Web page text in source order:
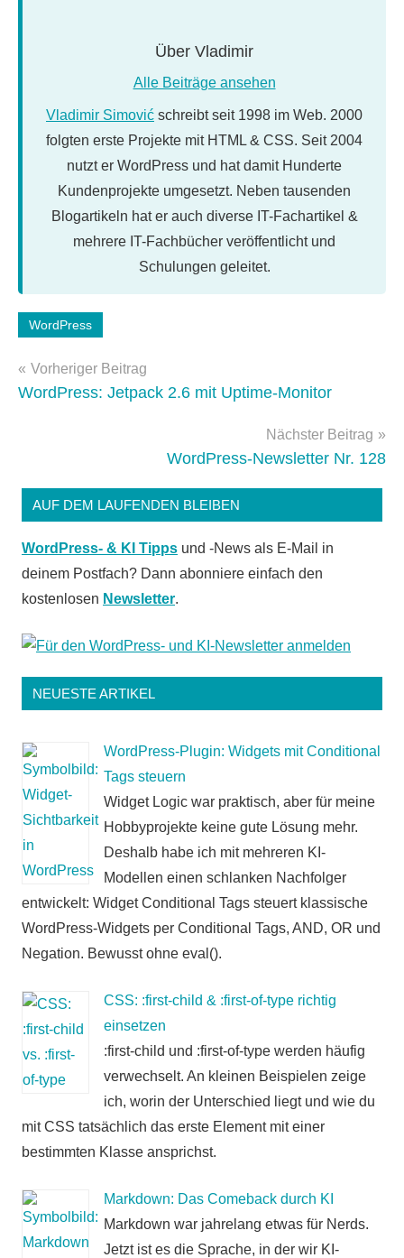
Über Vladimir
Alle Beiträge ansehen
Vladimir Simović schreibt seit 1998 im Web. 2000
folgten erste Projekte mit HTML & CSS. Seit 2004
nutzt er WordPress und hat damit Hunderte
Kundenprojekte umgesetzt. Neben tausenden
Blogartikeln hat er auch diverse IT-Fachartikel &
mehrere IT-Fachbücher veröffentlicht und
Schulungen geleitet.
Schlagwörter:
nla,
WordPress-
WordPress
Beitragsnavigation
Vorheriger Beitrag
WordPress: Jetpack 2.6 mit Uptime-Monitor
Nächster Beitrag
WordPress-Newsletter Nr. 128
AUF DEM LAUFENDEN BLEIBEN
WordPress- & KI Tipps und -News als E-Mail in
deinem Postfach? Dann abonniere einfach den
kostenlosen Newsletter.
NEUESTE ARTIKEL
WordPress-Plugin: Widgets mit Conditional
Tags steuern
Widget Logic war praktisch, aber für meine
Hobbyprojekte keine gute Lösung mehr.
Deshalb habe ich mit mehreren KI-
Modellen einen schlanken Nachfolger
entwickelt: Widget Conditional Tags steuert klassische
WordPress-Widgets per Conditional Tags, AND, OR und
Negation. Bewusst ohne eval().
CSS: :first-child & :first-of-type richtig
einsetzen
:first-child und :first-of-type werden häufig
verwechselt. An kleinen Beispielen zeige
ich, worin der Unterschied liegt und wie du
mit CSS tatsächlich das erste Element mit einer
bestimmten Klasse ansprichst.
Markdown: Das Comeback durch KI
Markdown war jahrelang etwas für Nerds.
Jetzt ist es die Sprache, in der wir KI-